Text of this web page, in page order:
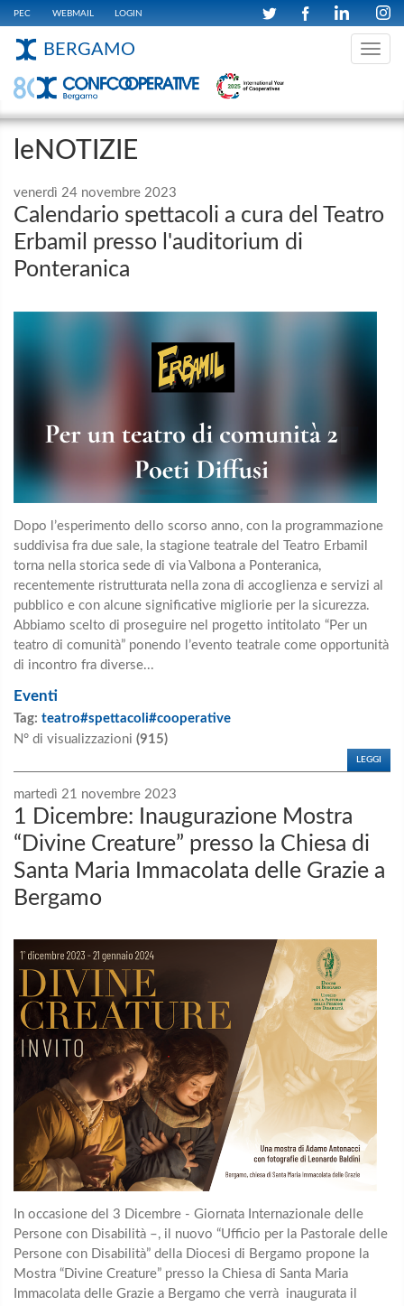
PEC WEBMAIL LOGIN
Toggle
BERGAMO
leNOTIZIE
venerdì 24 novembre 2023
Calendario spettacoli a cura del Teatro
Erbamil presso l'auditorium di
Ponteranica
Dopo l’esperimento dello scorso anno, con la programmazione
suddivisa fra due sale, la stagione teatrale del Teatro Erbamil
torna nella storica sede di via Valbona a Ponteranica,
recentemente ristrutturata nella zona di accoglienza e servizi al
pubblico e con alcune significative migliorie per la sicurezza.
Abbiamo scelto di proseguire nel progetto intitolato “Per un
teatro di comunità” ponendo l’evento teatrale come opportunità
di incontro fra diverse...
Eventi
Tag: teatro#spettacoli#cooperative
N° di visualizzazioni (915)
LEGGI
martedì 21 novembre 2023
1 Dicembre: Inaugurazione Mostra
“Divine Creature” presso la Chiesa di
Santa Maria Immacolata delle Grazie a
Bergamo
In occasione del 3 Dicembre - Giornata Internazionale delle
Persone con Disabilità –, il nuovo “Ufficio per la Pastorale delle
Persone con Disabilità” della Diocesi di Bergamo propone la
Mostra “Divine Creature” presso la Chiesa di Santa Maria
Immacolata delle Grazie a Bergamo che verrà inaugurata il